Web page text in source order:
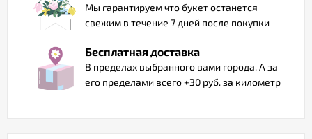
Мы гарантируем что букет останется
свежим в течение 7 дней после покупки
Бесплатная доставка
В пределах выбранного вами города. А за
его пределами всего +30 руб. за километр